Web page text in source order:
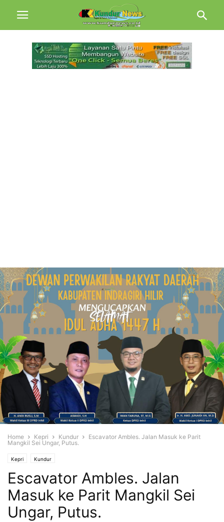
Home Kepri Kundur
Escavator Ambles. Jalan Masuk ke Parit
Mangkil Sei Ungar, Putus.
Kepri Kundur
Escavator Ambles. Jalan
Masuk ke Parit Mangkil Sei
Ungar, Putus.